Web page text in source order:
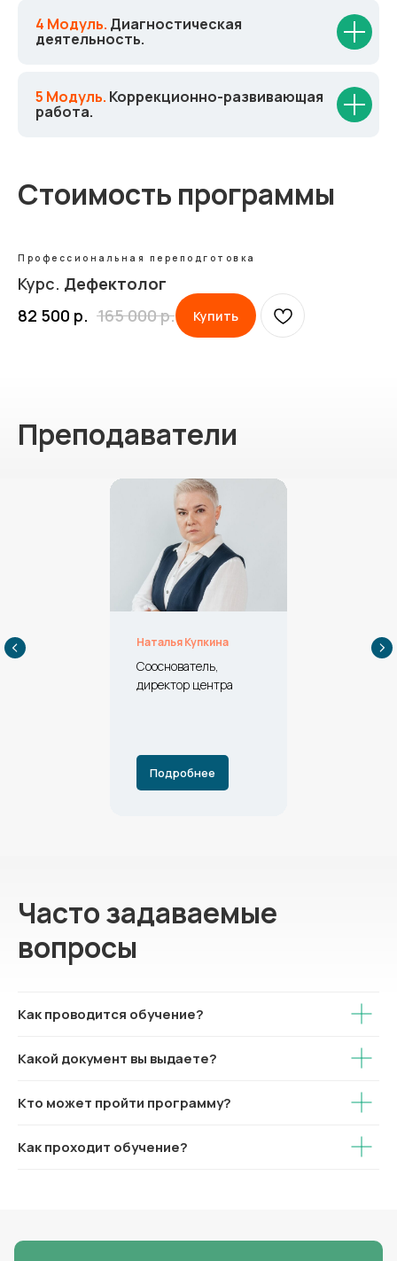
4 Модуль. Диагностическая
деятельность.
5 Модуль. Коррекционно-развивающая
работа.
Стоимость программы
Профессиональная переподготовка
Курс. Дефектолог
82 500 р. 165 000р. Купить
Преподаватели
Наталья Купкина
Сооснователь,
директор центра
Подробнее
Часто задаваемые
вопросы
Как проводится обучение?
Какой документ вы выдаете?
Кто может пройти программу?
Как проходит обучение?